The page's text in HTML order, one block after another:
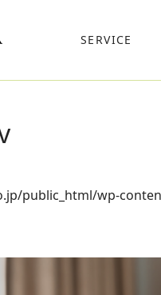
SERVICE
public_html/wp-